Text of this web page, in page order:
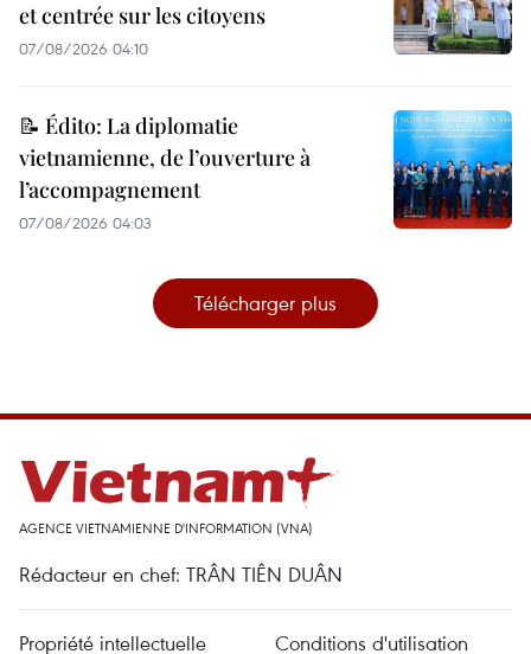
et centrée sur les citoyens
07/08/2026 04:10
📝 Édito: La diplomatie
vietnamienne, de l’ouverture à
l’accompagnement
07/08/2026 04:03
Télécharger plus
AGENCE VIETNAMIENNE D'INFORMATION (VNA)
Rédacteur en chef: TRÂN TIÊN DUÂN
Propriété intellectuelle Conditions d'utilisation